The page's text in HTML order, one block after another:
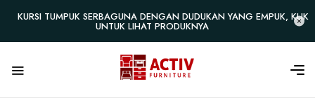
KURSI TUMPUK SERBAGUNA DENGAN DUDUKAN YANG EMPUK, KLIK
UNTUK LIHAT PRODUKNYA